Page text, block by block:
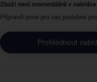
Zboží není momentálně v nabídce
Přípravili jsme pro vás podobné
Prohlédnout